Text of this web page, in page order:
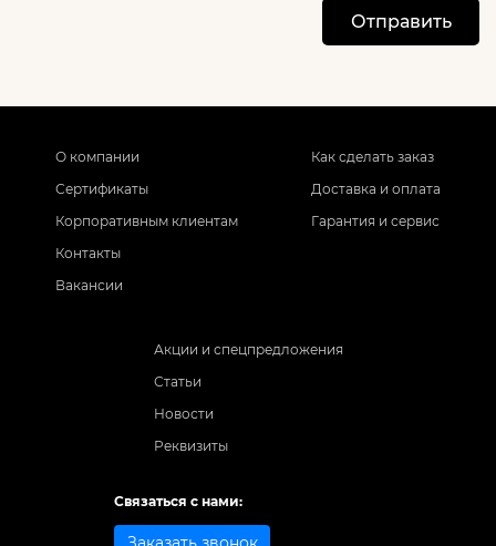
Отправить
О компании
Сертификаты
Корпоративным клиентам
Контакты
Вакансии
Как сделать заказ
Доставка и оплата
Гарантия и сервис
Акции и спецпредложения
Статьи
Новости
Реквизиты
Связаться с нами: